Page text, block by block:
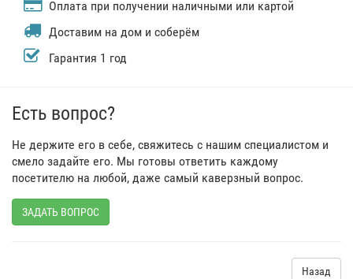
Оплата при получении наличными или картой
Доставим на дом и соберём
Гарантия 1 год
Есть вопрос?
Не держите его в себе, свяжитесь с нашим специалистом и
смело задайте его. Мы готовы ответить каждому
посетителю на любой, даже самый каверзный вопрос.
ЗАДАТЬ ВОПРОС
Назад